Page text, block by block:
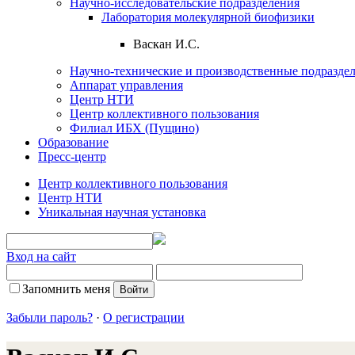
Лаборатория молекулярной биофизики
Васкан И.С.
Научно-технические и производственные
Аппарат управления
Центр НТИ
Центр коллективного пользования
Филиал ИБХ (Пущино)
Образование
Пресс-центр
Центр коллективного пользования
Центр НТИ
Уникальная научная установка
Вход на сайт
Запомнить меня
Забыли пароль? · О регистрации